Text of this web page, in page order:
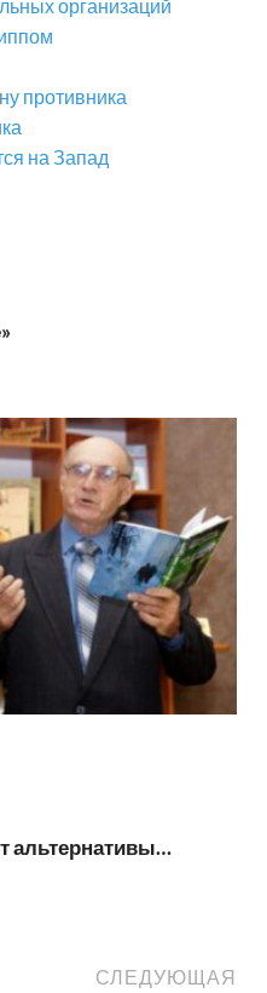
организаций
противника
на Запад
альтернативы…
СЛЕДУЮЩАЯ